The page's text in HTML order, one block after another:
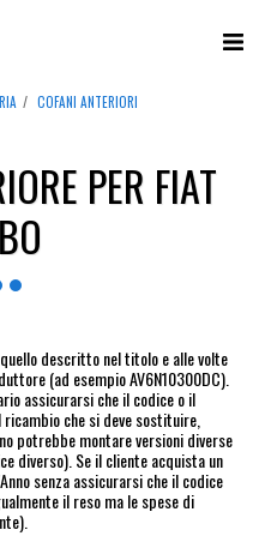
COFANI ANTERIORI
PER FIAT
descritto nel titolo e alle volte
(ad esempio AV6N10300DC).
assicurarsi che il codice o il
che si deve sostituire,
potrebbe montare versioni diverse
diverso). Se il cliente acquista un
senza assicurarsi che il codice
il reso ma le spese di